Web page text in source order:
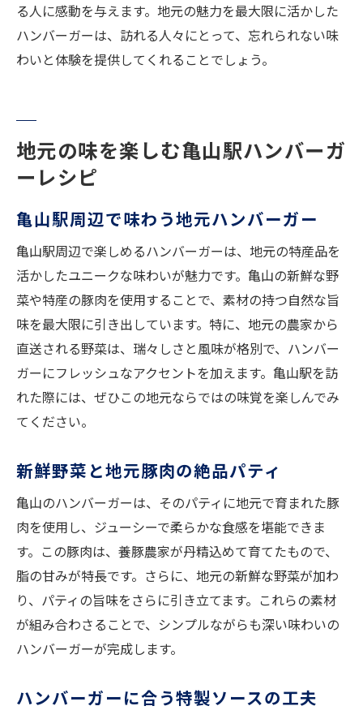
る人に感動を与えます。地元の魅力を最大限に活かした
ハンバーガーは、訪れる人々にとって、忘れられない味
わいと体験を提供してくれることでしょう。
地元の味を楽しむ亀山駅ハンバーガ
ーレシピ
亀山駅周辺で味わう地元ハンバーガー
亀山駅周辺で楽しめるハンバーガーは、地元の特産品を
活かしたユニークな味わいが魅力です。亀山の新鮮な野
菜や特産の豚肉を使用することで、素材の持つ自然な旨
味を最大限に引き出しています。特に、地元の農家から
直送される野菜は、瑞々しさと風味が格別で、ハンバー
ガーにフレッシュなアクセントを加えます。亀山駅を訪
れた際には、ぜひこの地元ならではの味覚を楽しんでみ
てください。
新鮮野菜と地元豚肉の絶品パティ
亀山のハンバーガーは、そのパティに地元で育まれた豚
肉を使用し、ジューシーで柔らかな食感を堪能できま
す。この豚肉は、養豚農家が丹精込めて育てたもので、
脂の甘みが特長です。さらに、地元の新鮮な野菜が加わ
り、パティの旨味をさらに引き立てます。これらの素材
が組み合わさることで、シンプルながらも深い味わいの
ハンバーガーが完成します。
ハンバーガーに合う特製ソースの工夫